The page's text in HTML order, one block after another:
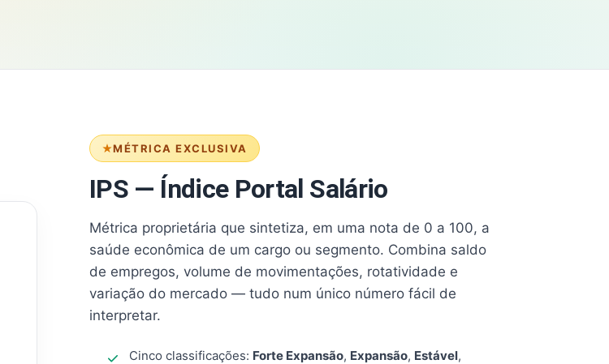
MÉTRICA EXCLUSIVA
IPS — Índice Portal Salário
Métrica proprietária que sintetiza, em uma nota de 0 a 100, a
saúde econômica de um cargo ou segmento. Combina saldo
de empregos, volume de movimentações, rotatividade e
variação do mercado — tudo num único número fácil de
interpretar.
Cinco classificações: Forte Expansão, Expansão, Estável,